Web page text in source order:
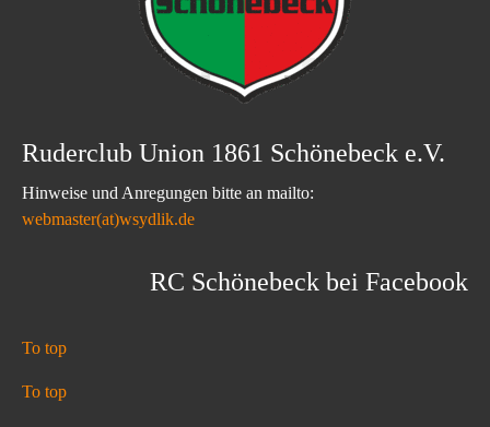
Ruderclub Union 1861 Schönebeck e.V.
Hinweise und Anregungen bitte an mailto:
webmaster(at)wsydlik.de
RC Schönebeck bei Facebook
To top
To top